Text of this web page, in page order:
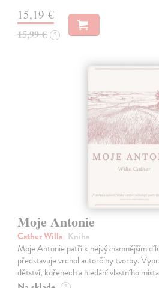
15,19 €
15,99 € ?
Moje Antonie
Cather Willa| Kniha
Moje Antonie patří k nejvýznamnějším
představuje vrchol autorčiny tvorby.
dětství, kořenech a hledání vlastního